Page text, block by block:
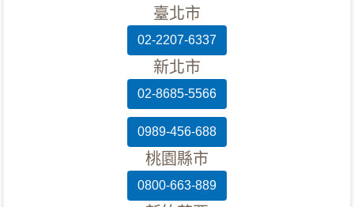
臺北市
02-2207-6337
新北市
02-8685-5566
0989-456-688
桃園縣市
0800-663-889